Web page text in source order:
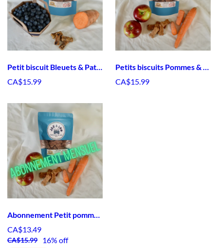
Petit biscuit Bleuets & Patates Douces
CA$15.99
Petits biscuits Pommes & Carottes
CA$15.99
Abonnement Petit pommes et carottes
CA$13.49
CA$15.99 16% off